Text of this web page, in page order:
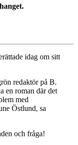
idag om sitt
redaktör på B.
en roman där det
med
Östlund, sa
och fråga!